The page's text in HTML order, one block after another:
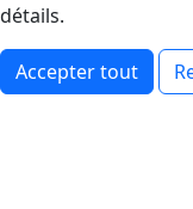
détails.
Accepter tout